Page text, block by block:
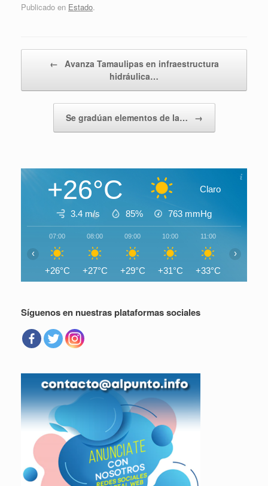
Publicado en Estado.
← Avanza Tamaulipas en infraestructura
hidráulica…
Se gradúan elementos de la… →
+26°C Claro
3.4 m/s 85% 763 mmHg
07:00
+26°C
08:00
+27°C
09:00
+29°C
10:00
+31°C
11:00
+33°C
‹ ›
Síguenos en nuestras plataformas sociales